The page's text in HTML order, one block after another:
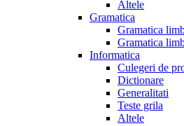
Altele
Gramatica
Gramatica
Gramatica
Informatica
Culegeri de
Dictionare
Generalitati
Teste grila
Altele